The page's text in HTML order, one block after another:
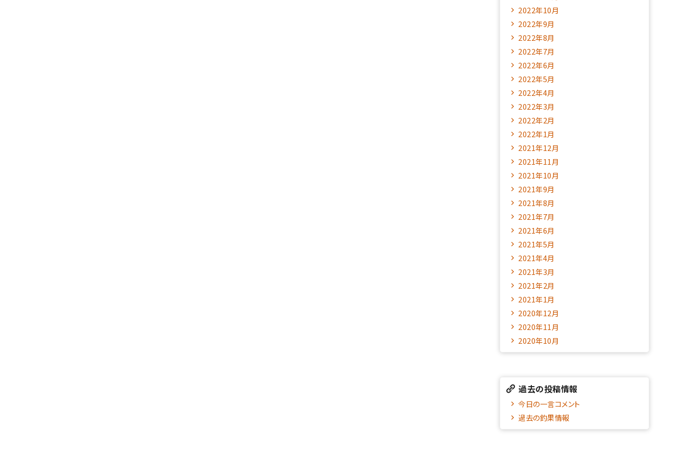
2022年10月
2022年9月
2022年8月
2022年7月
2022年6月
2022年5月
2022年4月
2022年3月
2022年2月
2022年1月
2021年12月
2021年11月
2021年10月
2021年9月
2021年8月
2021年7月
2021年6月
2021年5月
2021年4月
2021年3月
2021年2月
2021年1月
2020年12月
2020年11月
2020年10月
過去の投稿情報
今日の一言コメント
過去の釣果情報